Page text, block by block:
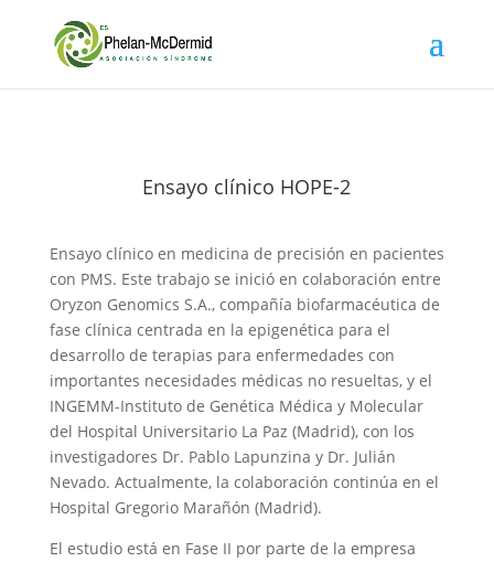
Ensayo clínico HOPE-2
Ensayo clínico en medicina de precisión en pacientes
con PMS. Este trabajo se inició en colaboración entre
Oryzon Genomics S.A., compañía biofarmacéutica de
fase clínica centrada en la epigenética para el
desarrollo de terapias para enfermedades con
importantes necesidades médicas no resueltas, y el
INGEMM-Instituto de Genética Médica y Molecular
del Hospital Universitario La Paz (Madrid), con los
investigadores Dr. Pablo Lapunzina y Dr. Julián
Nevado. Actualmente, la colaboración continúa en el
Hospital Gregorio Marañón (Madrid).
El estudio está en Fase II por parte de la empresa